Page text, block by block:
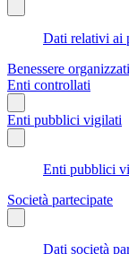
Dati relativi ai
Benessere
Enti controllati
Enti pubblici vigilati
Enti pubblici
Società partecipate
Dati società